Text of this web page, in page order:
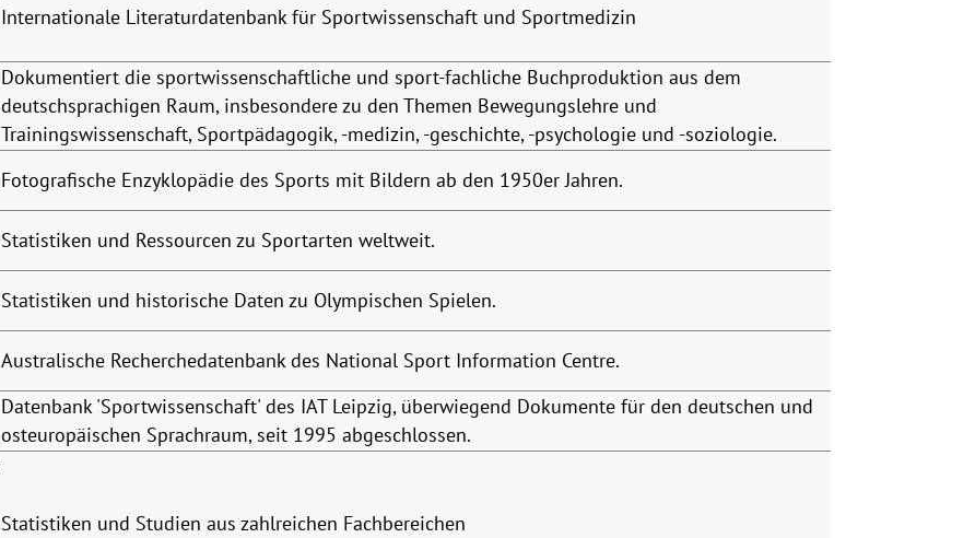
Internationale Literaturdatenbank für Sportwissenschaft und Sportmedizin
Dokumentiert die sportwissenschaftliche und sport-fachliche Buchproduktion aus dem
deutschsprachigen Raum, insbesondere zu den Themen Bewegungslehre und
Trainingswissenschaft, Sportpädagogik, -medizin, -geschichte, -psychologie und -soziologie.
Fotografische Enzyklopädie des Sports mit Bildern ab den 1950er Jahren.
Statistiken und Ressourcen zu Sportarten weltweit.
Statistiken und historische Daten zu Olympischen Spielen.
Australische Recherchedatenbank des National Sport Information Centre.
Datenbank 'Sportwissenschaft' des IAT Leipzig, überwiegend Dokumente für den deutschen und
osteuropäischen Sprachraum, seit 1995 abgeschlossen.
Statistiken und Studien aus zahlreichen Fachbereichen